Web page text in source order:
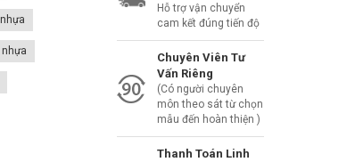
nhựa
Hỗ trợ vận chuyển
cam kết đúng tiến độ
Chuyên Viên Tư
Vấn Riêng
(Có người chuyên
môn theo sát từ chọn
mẫu đến hoàn thiện )
Thanh Toán Linh